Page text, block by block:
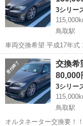
3シリー
鳥取駅
車両交換希望 平成17年式
い状態です。 オルタネーターさえ変えれば走れます。 現在不動なので
激安で出します！ 前回の方から連絡がないので、再出品します。 希望
車種特にない...
鳥取 鳥取市 鳥取
交換希
80,000
3シリー
鳥取駅
オルタネーター交換要！